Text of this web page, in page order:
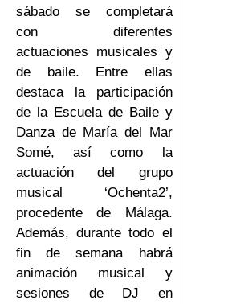
sábado se completará
con diferentes
actuaciones musicales y
de baile. Entre ellas
destaca la participación
de la Escuela de Baile y
Danza de María del Mar
Somé, así como la
actuación del grupo
musical ‘Ochenta2’,
procedente de Málaga.
Además, durante todo el
fin de semana habrá
animación musical y
sesiones de DJ en